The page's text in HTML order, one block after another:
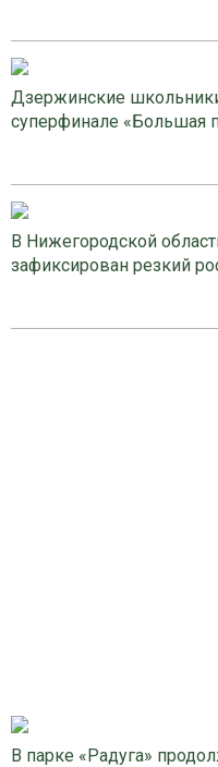
Дзержинские
суперфинале «Большая
В Нижегородской
зафиксирован резкий
В парке «Радуга»